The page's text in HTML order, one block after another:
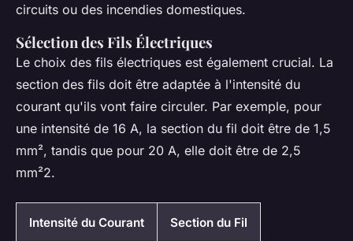
circuits ou des incendies domestiques.
Sélection des Fils Électriques
Le choix des fils électriques est également crucial. La
section des fils doit être adaptée à l'intensité du
courant qu'ils vont faire circuler. Par exemple, pour
une intensité de 16 A, la section du fil doit être de 1,5
mm², tandis que pour 20 A, elle doit être de 2,5
mm²2.
Intensité du Courant Section du Fil